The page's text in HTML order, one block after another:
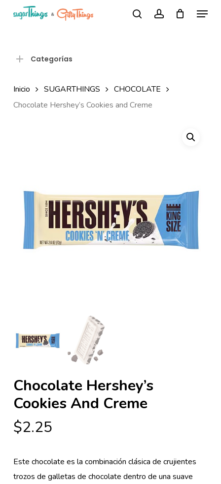
Búsqueda
Menu
Categorías
Inicio SUGARTHINGS
CHOCOLATE
Chocolate Hershey’s Cookies and Creme
Chocolate Hershey’s
Cookies And Creme
$2.25
Este chocolate es la combinación clásica de crujientes
trozos de galletas de chocolate dentro de una suave